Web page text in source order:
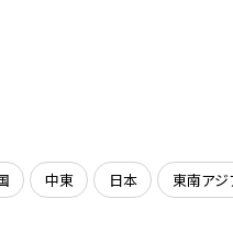
中東 日本 東南アジ